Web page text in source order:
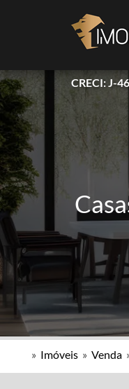
CRECI: J-
» Imóveis » Venda